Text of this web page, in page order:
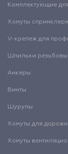
Комплектующие
Хомуты
V-крепеж для
Шпильки
Анкеры
Винты
Шурупы
Хомуты для
Хомуты